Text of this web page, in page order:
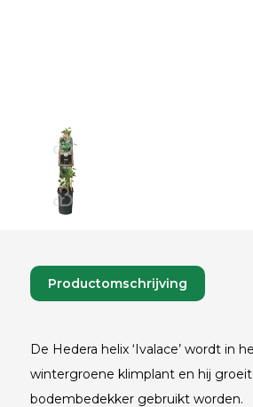
Productomschrijving
De Hedera helix ‘Ivalace’ wordt in
wintergroene klimplant en hij
bodembedekker gebruikt worden.